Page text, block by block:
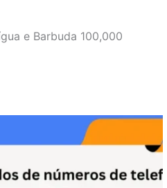
e Barbuda 100,000